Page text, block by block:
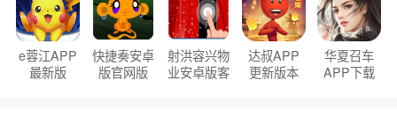
e蓉江APP
最新版
快捷奏安卓
版官网版
射洪容兴物
业安卓版客
达叔APP
更新版本
华夏召车
APP下载